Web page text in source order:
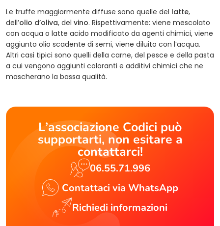
Le truffe maggiormente diffuse sono quelle del latte,
dell’olio d’oliva, del vino. Rispettivamente: viene mescolato
con acqua o latte acido modificato da agenti chimici, viene
aggiunto olio scadente di semi, viene diluito con l’acqua.
Altri casi tipici sono quelli della carne, del pesce e della pasta
a cui vengono aggiunti coloranti e additivi chimici che ne
mascherano la bassa qualità.
L’associazione Codici può
supportarti, non esitare a
contattarci!
06.55.71.996
Contattaci via WhatsApp
Richiedi informazioni